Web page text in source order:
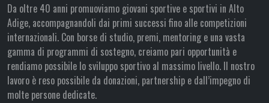
Da oltre 40 anni promuoviamo giovani sportive e sportivi in Alto
Adige, accompagnandoli dai primi successi fino alle competizioni
internazionali. Con borse di studio, premi, mentoring e una vasta
gamma di programmi di sostegno, creiamo pari opportunità e
rendiamo possibile lo sviluppo sportivo al massimo livello. Il nostro
lavoro è reso possibile da donazioni, partnership e dall’impegno di
molte persone dedicate.